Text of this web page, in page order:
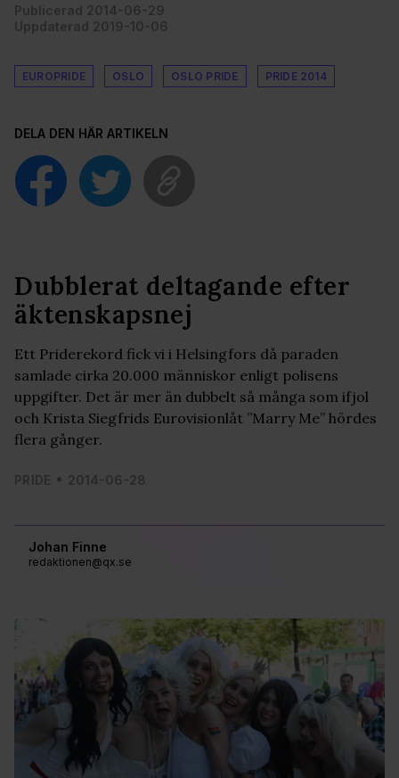
Publicerad 2014-06-29
Uppdaterad 2019-10-06
EUROPRIDE OSLO OSLO PRIDE PRIDE 2014
DELA DEN HÄR ARTIKELN
Johan Finne
redaktionen@qx.se
Dubblerat deltagande efter
äktenskapsnej
Ett Priderekord fick vi i Helsingfors då paraden
samlade cirka 20.000 människor enligt polisens
uppgifter. Det är mer än dubbelt så många som ifjol
och Krista Siegfrids Eurovisionlåt ”Marry Me” hördes
flera gånger.
PRIDE 2014-06-28